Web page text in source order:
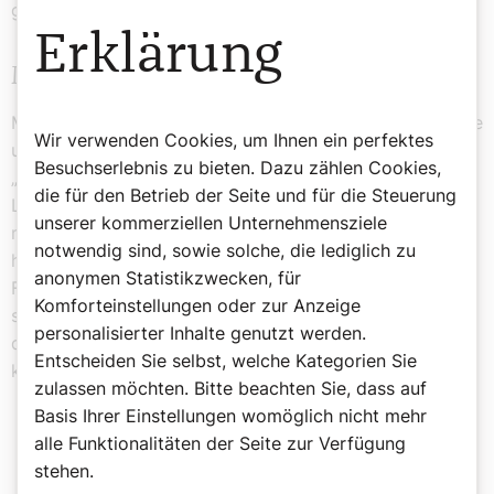
gelingt mir unterschiedlich gut.“
Mutig sein will jeder
Melanie Wolfers ist fest der Überzeugung, dass Mut eine
universale Anziehungskraft ausübt. Mutig sein will jeder.
„Es ist ganz interessant, wenn man sich die klassischen
Laster anschaut: Geiz ist heute geil geworden, Feigheit
nicht. Das ist das einzige Laster, was nicht in unserer
heutigen Gesellschaft zu einer Tugend geworden ist.
Feige möchte keiner sein.“ Die Autorin hat ein Bild vor
sich: Jeder möchte am Abend eines Tages, am Abend
des Lebens noch in den Spiegel schauen und sagen
können:
„Ja, ich bin im Großen und Ganzen
Erklärung
Wir verwenden Cookies, um Ihnen ein perfektes
Besuchserlebnis zu bieten. Dazu zählen Cookies,
die für den Betrieb der Seite und für die Steuerung
unserer kommerziellen Unternehmensziele
notwendig sind, sowie solche, die lediglich zu
anonymen Statistikzwecken, für
Komforteinstellungen oder zur Anzeige
personalisierter Inhalte genutzt werden.
Entscheiden Sie selbst, welche Kategorien Sie
zulassen möchten. Bitte beachten Sie, dass auf
Basis Ihrer Einstellungen womöglich nicht mehr
alle Funktionalitäten der Seite zur Verfügung
stehen.